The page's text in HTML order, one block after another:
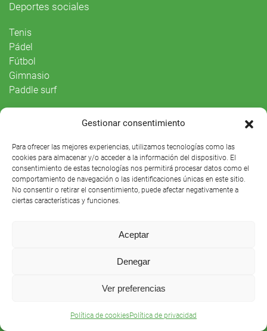
Gestionar consentimiento
Para ofrecer las mejores experiencias, utilizamos tecnologías como las
cookies para almacenar y/o acceder a la información del dispositivo. El
consentimiento de estas tecnologías nos permitirá procesar datos como el
comportamiento de navegación o las identificaciones únicas en este sitio.
No consentir o retirar el consentimiento, puede afectar negativamente a
ciertas características y funciones.
Aceptar
Denegar
Ver preferencias
Política de cookiesPolítica de privacidad
Deportes sociales
Tenis
Pádel
Fútbol
Gimnasio
Paddle surf
Agenda
Club Náutico Sevilla © 2021 |Aviso legal